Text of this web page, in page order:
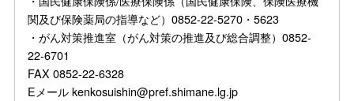
関及び保険薬局の指導など）0852-22-5270・5623
・がん対策推進室（がん対策の推進及び総合調整）0852-
22-6701
FAX 0852-22-6328
Eメール kenkosuishin@pref.shimane.lg.jp